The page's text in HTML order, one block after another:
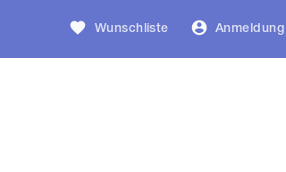
Wunschliste Anmeldung